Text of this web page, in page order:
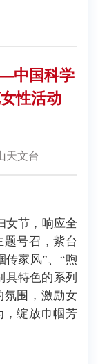
中国科学
性活动
天文台
女节，响应全
题号召，紫台
传家风”、“煦
具特色的系列
氛围，激励女
，绽放巾帼芳